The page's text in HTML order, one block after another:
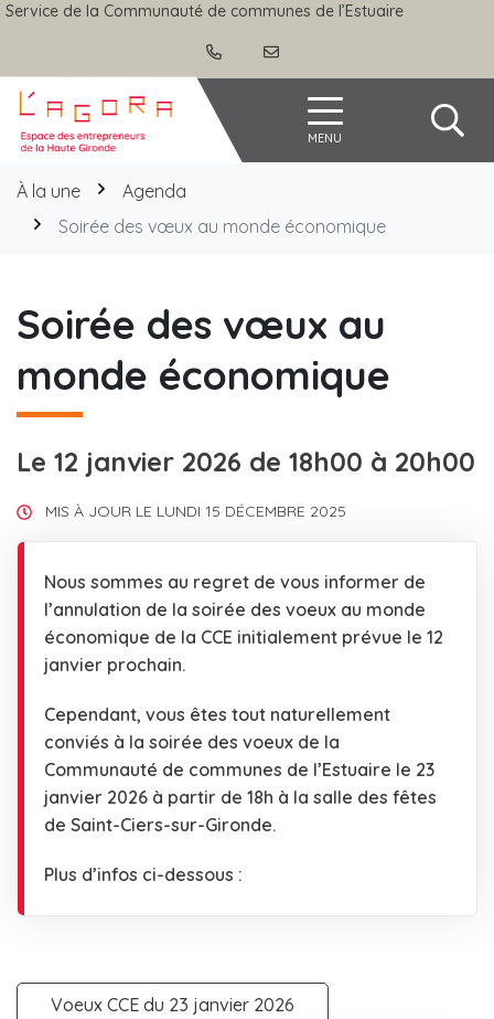
Gestion des traceurs
Aller
Service de la Communauté de communes de l’Estuaire
Agora MENU
À la une
Agenda
Soirée des vœux au monde économique
Soirée des vœux au
monde économique
Le 12 janvier 2026 de 18h00 à 20h00
MIS À JOUR LE LUNDI 15 DÉCEMBRE 2025
Nous sommes au regret de vous informer de
l’annulation de la soirée des voeux au monde
économique de la CCE initialement prévue le 12
janvier prochain.
Cependant, vous êtes tout naturellement
conviés à la soirée des voeux de la
Communauté de communes de l’Estuaire le 23
janvier 2026 à partir de 18h à la salle des fêtes
de Saint-Ciers-sur-Gironde.
Plus d’infos ci-dessous :
Voeux CCE du 23 janvier 2026